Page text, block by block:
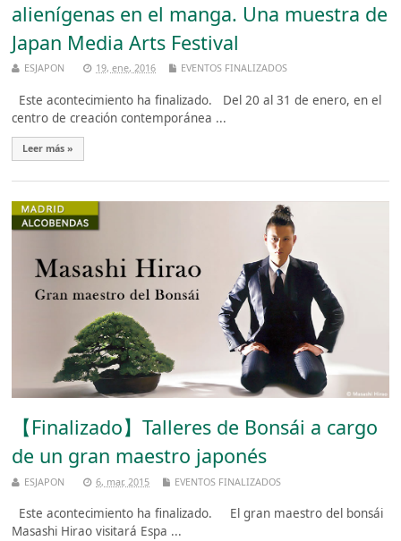
alienígenas en el manga. Una muestra de
Japan Media Arts Festival
ESJAPON 19, ene, 2016 EVENTOS FINALIZADOS
Este acontecimiento ha finalizado. Del 20 al 31 de enero, en el
centro de creación contemporánea ...
Leer más »
【Finalizado】Talleres de Bonsái a cargo
de un gran maestro japonés
ESJAPON 6, mar, 2015 EVENTOS FINALIZADOS
Este acontecimiento ha finalizado. El gran maestro del bonsái
Masashi Hirao visitará Espa ...